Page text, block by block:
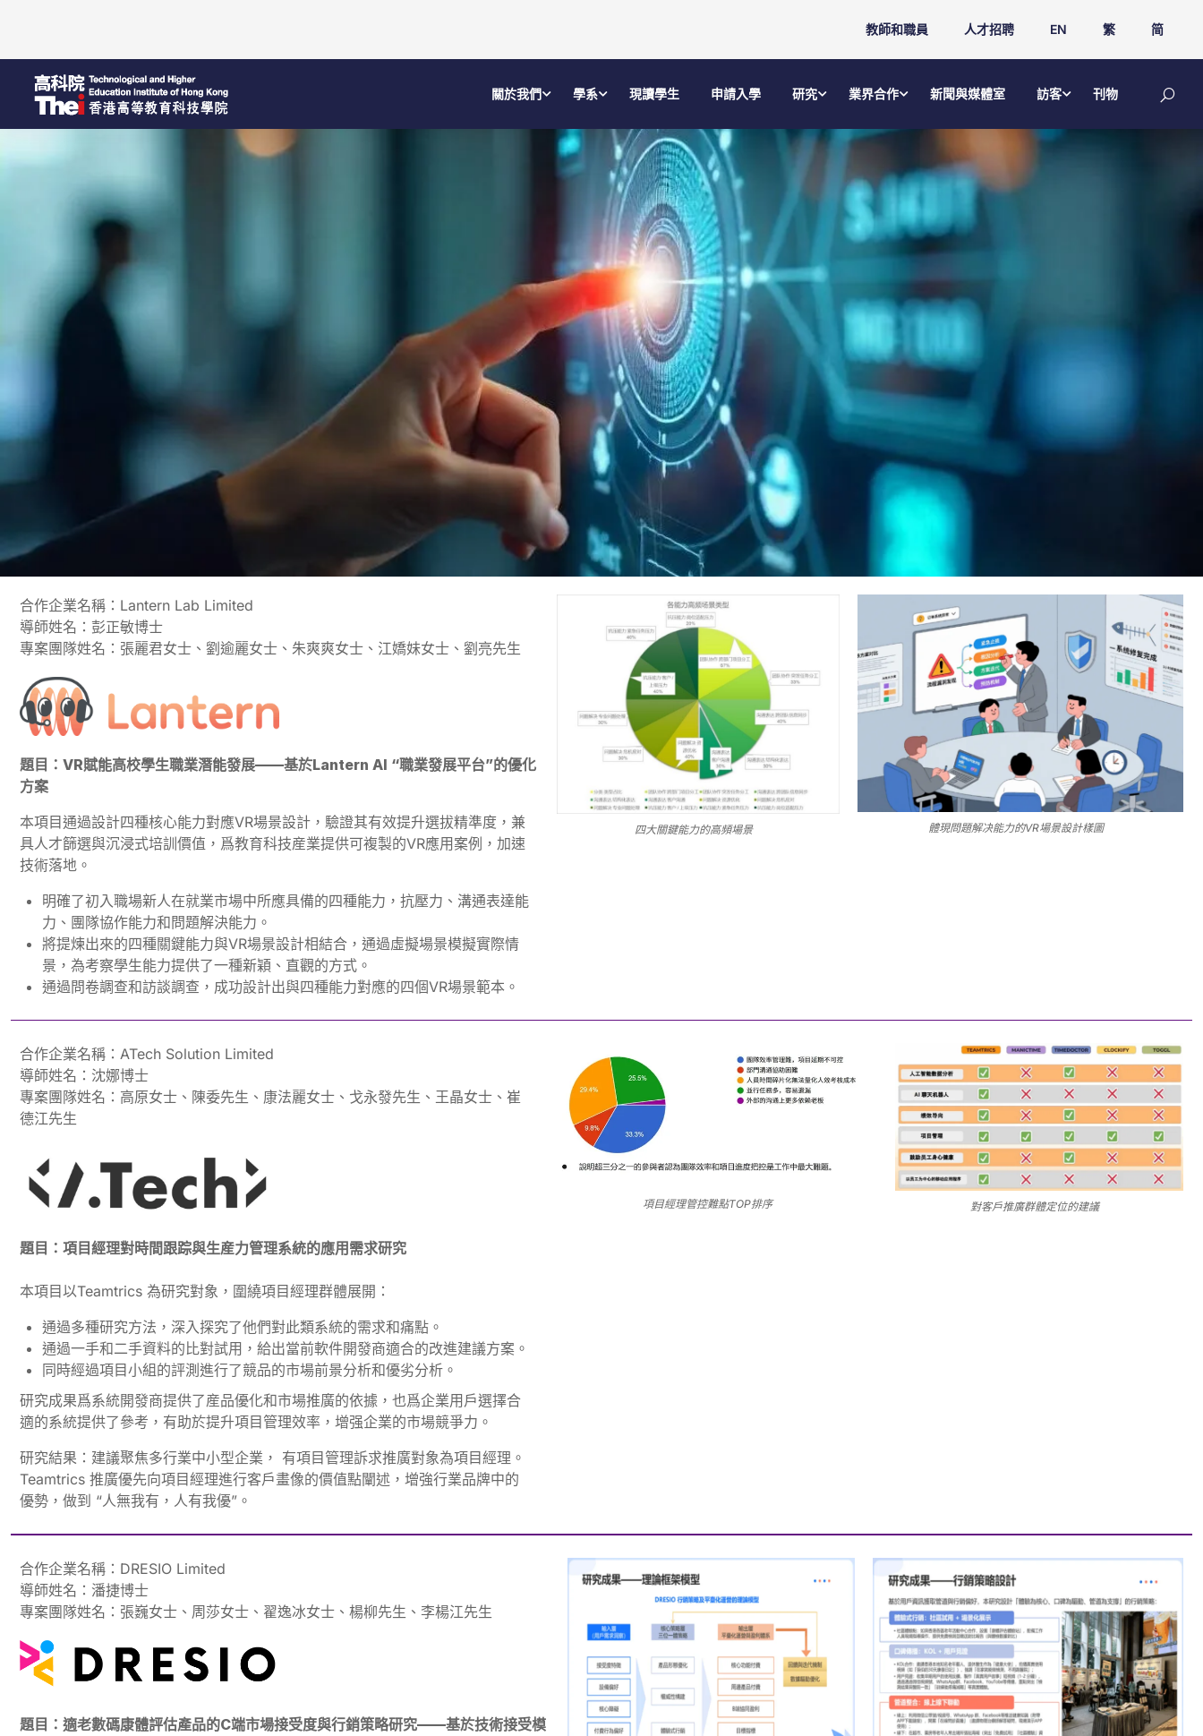
教師和職員 人才招聘 EN 繁 简
關於我們 學系 現讀學生 申請入學 研究 業界合作 新聞與媒體室 訪客 刊物
應用商業總
整專案
合作企業名稱：Lantern Lab Limited
導師姓名：彭正敏博士
專案團隊姓名：張麗君女士、劉逾麗女士、朱爽爽女士、江嬌妹女士、劉亮先生
題目：VR賦能高校學生職業潛能發展——基於Lantern AI “職業發展平台”的優化
方案
本項目通過設計四種核心能力對應VR場景設計，驗證其有效提升選拔精準度，兼
具人才篩選與沉浸式培訓價值，爲教育科技産業提供可複製的VR應用案例，加速
技術落地。
明確了初入職場新人在就業市場中所應具備的四種能力，抗壓力、溝通表達能
力、團隊協作能力和問題解決能力。
將提煉出來的四種關鍵能力與VR場景設計相結合，通過虛擬場景模擬實際情
景，為考察學生能力提供了一種新穎、直觀的方式。
通過問卷調查和訪談調查，成功設計出與四種能力對應的四個VR場景範本。
四大關鍵能力的高頻場景 體現問題解决能力的VR場景設計樣圖
合作企業名稱：ATech Solution Limited
導師姓名：沈娜博士
專案團隊姓名：高原女士、陳委先生、康法麗女士、戈永發先生、王晶女士、崔
德江先生
題目：項目經理對時間跟踪與生産力管理系統的應用需求研究
本項目以Teamtrics 為研究對象，圍繞項目經理群體展開：
通過多種研究方法，深入探究了他們對此類系統的需求和痛點。
通過一手和二手資料的比對試用，給出當前軟件開發商適合的改進建議方案。
同時經過項目小組的評測進行了競品的市場前景分析和優劣分析。
研究成果爲系統開發商提供了産品優化和市場推廣的依據，也爲企業用戶選擇合
適的系統提供了參考，有助於提升項目管理效率，增强企業的市場競爭力。
研究結果：建議聚焦多行業中小型企業， 有項目管理訴求推廣對象為項目經理。
Teamtrics 推廣優先向項目經理進行客戶畫像的價值點闡述，增強行業品牌中的
優勢，做到 “人無我有，人有我優”。
項目經理管控難點TOP排序 對客戶推廣群體定位的建議
合作企業名稱：DRESIO Limited
導師姓名：潘捷博士
專案團隊姓名：張巍女士、周莎女士、翟逸冰女士、楊柳先生、李楊江先生
題目：適老數碼康體評估產品的C端市場接受度與行銷策略研究——基於技術接受模